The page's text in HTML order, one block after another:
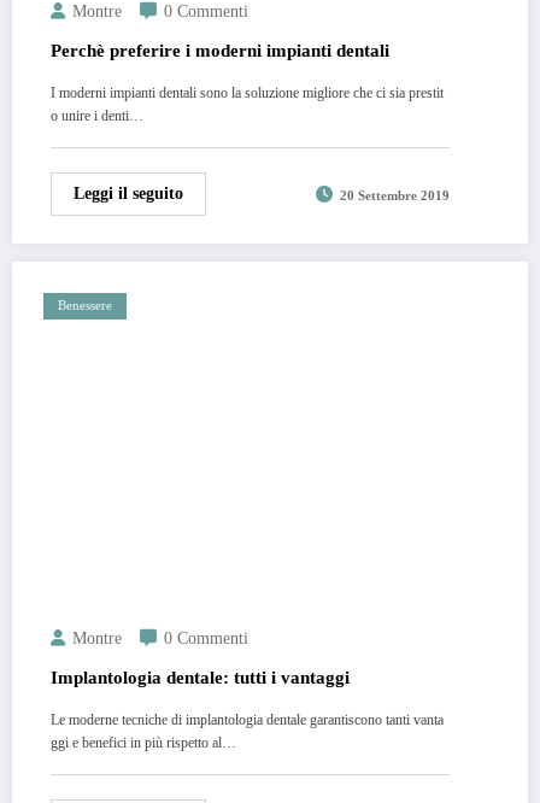
Montre 0 Commenti
Perchè preferire i moderni impianti dentali
I moderni impianti dentali sono la soluzione migliore che ci sia prestit
o unire i denti…
Leggi il seguito 20 Settembre 2019
Benessere
Montre 0 Commenti
Implantologia dentale: tutti i vantaggi
Le moderne tecniche di implantologia dentale garantiscono tanti vanta
ggi e benefici in più rispetto al…